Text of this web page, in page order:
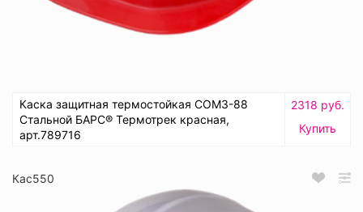
Каска защитная термостойкая СОМЗ-88
Стальной БАРС® Термотрек красная,
арт.789716
2318 руб.
Купить
Кас550